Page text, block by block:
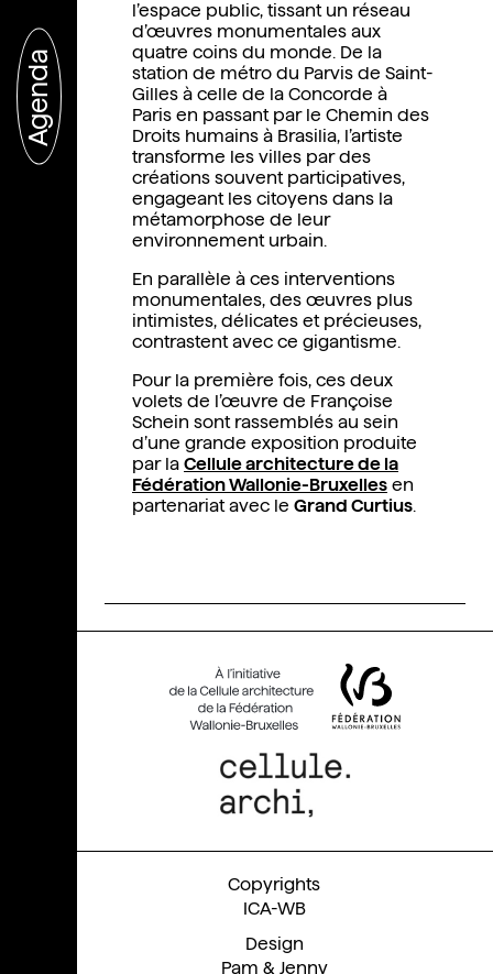
Agenda
l’espace public, tissant un réseau
d’œuvres monumentales aux
quatre coins du monde. De la
station de métro du Parvis de Saint-
Gilles à celle de la Concorde à
Paris en passant par le Chemin des
Droits humains à Brasilia, l’artiste
transforme les villes par des
créations souvent participatives,
engageant les citoyens dans la
métamorphose de leur
environnement urbain.
En parallèle à ces interventions
monumentales, des œuvres plus
intimistes, délicates et précieuses,
contrastent avec ce gigantisme.
Pour la première fois, ces deux
volets de l’œuvre de Françoise
Schein sont rassemblés au sein
d’une grande exposition produite
par la Cellule architecture de la
Fédération Wallonie-Bruxelles en
partenariat avec le Grand Curtius.
ICA-WB
Pam & Jenny